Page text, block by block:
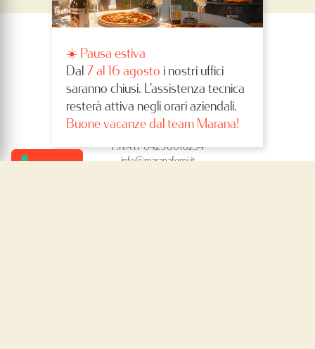
MARANA FORNI SRL
Via Valle, 4/1
P.IVA IT 04298010234
info@maranaforni.it
☀️ Pausa estiva
Dal 7 al 16 agosto i nostri uffici
saranno chiusi. L'assistenza tecnica
resterà attiva negli orari aziendali.
Buone vacanze dal team Marana!